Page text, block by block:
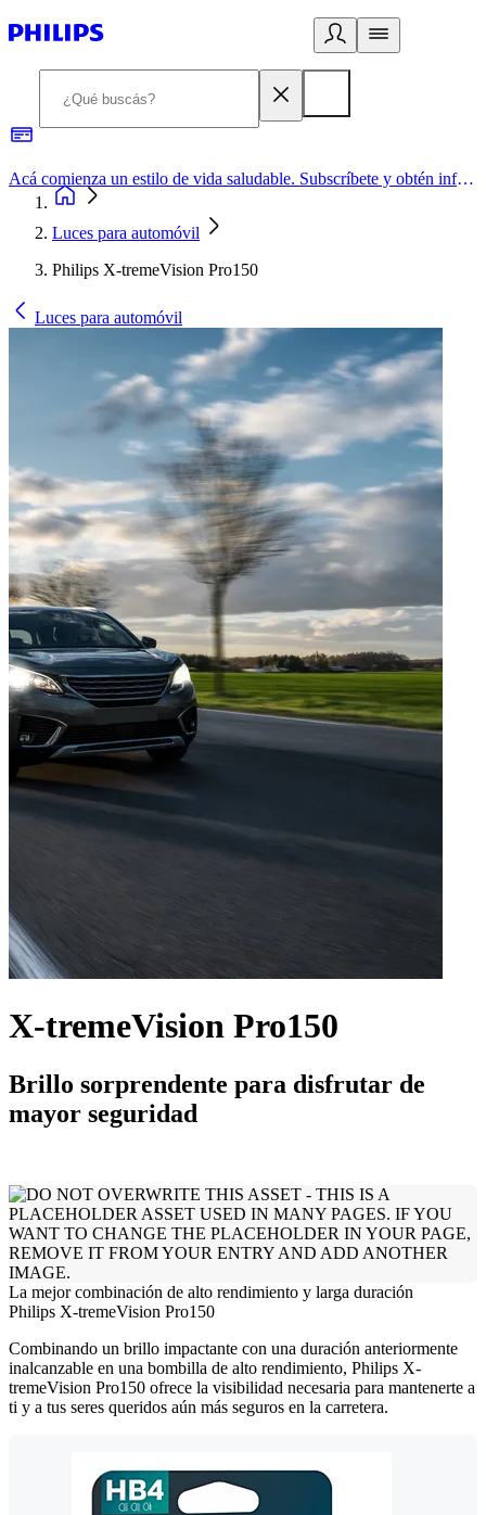
Acá comienza un estilo de vida saludable. Subscríbete y obtén información de primera mano
Luces para automóvil
Philips X-tremeVision Pro150
Luces para automóvil
X-tremeVision Pro150
Brillo sorprendente para disfrutar de
mayor seguridad
La mejor combinación de alto rendimiento y larga duración
Philips X-tremeVision Pro150
Combinando un brillo impactante con una duración anteriormente
inalcanzable en una bombilla de alto rendimiento, Philips X-
tremeVision Pro150 ofrece la visibilidad necesaria para mantenerte a
ti y a tus seres queridos aún más seguros en la carretera.